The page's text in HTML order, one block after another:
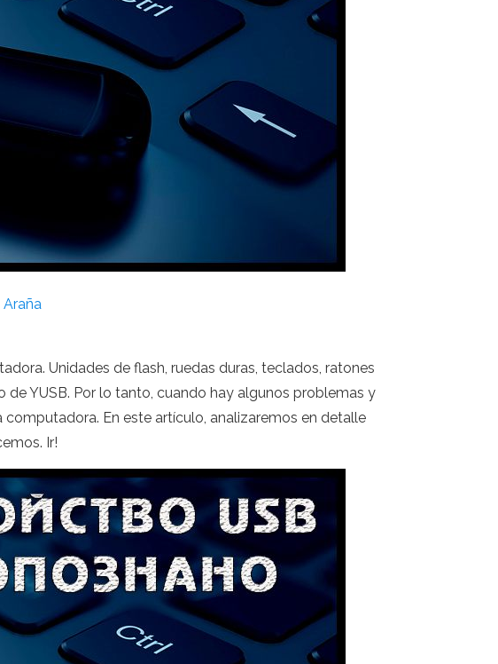
Unidades de flash, ruedas duras, teclados, ratones
YUSB. Por lo tanto, cuando hay algunos problemas y
En este artículo, analizaremos en detalle
Ir!